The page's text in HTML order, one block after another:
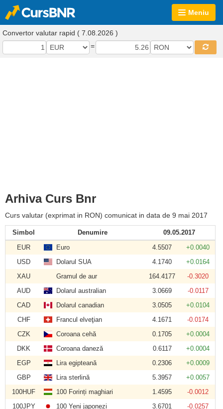
Meniu
Convertor valutar rapid ( 7.08.2026 )
=
Arhiva Curs Bnr
Curs valutar (exprimat in RON) comunicat in data de 9 mai 2017
Simbol Denumire
09.05.2017
EUR
Euro 4.5507
+0.0040
USD
Dolarul SUA 4.1740
+0.0164
XAU
Gramul de aur 164.4177
-0.3020
AUD
Dolarul australian 3.0669
-0.0117
CAD
Dolarul canadian 3.0505
+0.0104
CHF
Francul elveţian 4.1671
-0.0174
CZK
Coroana cehă 0.1705
+0.0004
DKK
Coroana daneză 0.6117
+0.0004
EGP
Lira egipteană 0.2306
+0.0009
GBP
Lira sterlină 5.3957
+0.0057
100HUF
100 Forinți maghiari 1.4595
-0.0012
100JPY
100 Yeni japonezi 3.6701
-0.0257